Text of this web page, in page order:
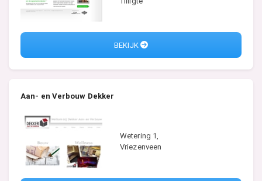
BEKIJK
Aan- en Verbouw Dekker
Wetering 1,
Vriezenveen